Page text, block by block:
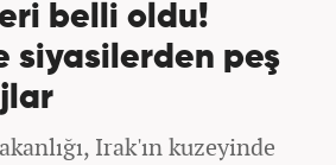
belli oldu!
siyasilerden peş
Irak'ın kuzeyinde